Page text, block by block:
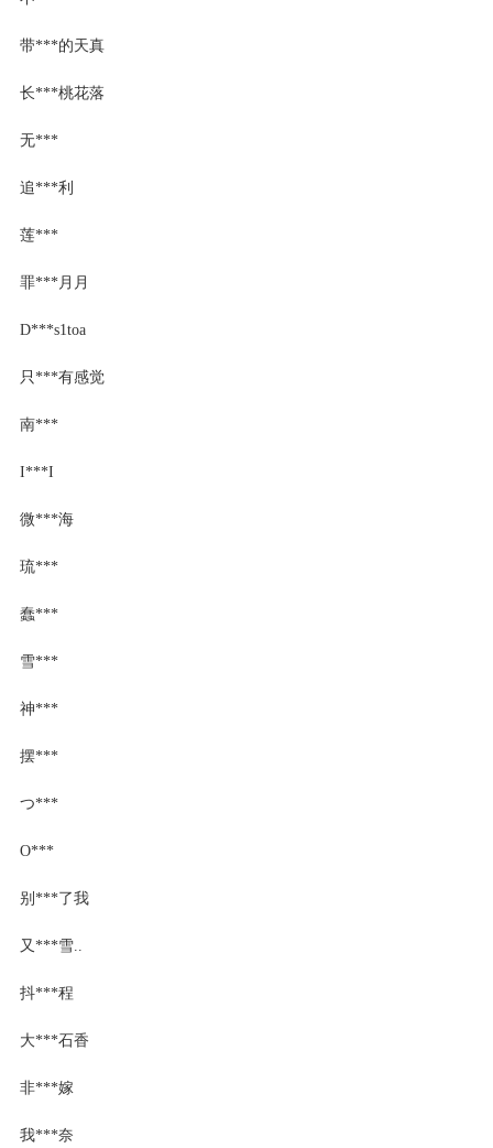
带***的天真
长***桃花落
无***
追***利
莲***
罪***月月
D***s1toa
只***有感觉
南***
I***I
微***海
琉***
蠢***
雪***
神***
摆***
つ***
O***
别***了我
又***雪..
抖***程
大***石香
非***嫁
我***奈